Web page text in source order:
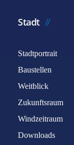
Stadt
Stadtportrait
Baustellen
Weitblick
Zukunftsraum
Windzeitraum
Downloads